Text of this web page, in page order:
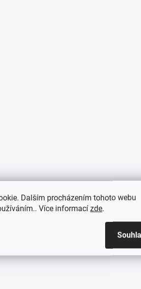
Dalším procházením tohoto webu
Více informací zde.